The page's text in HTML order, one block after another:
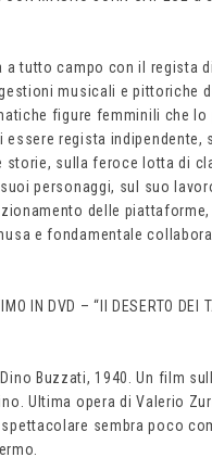
a tutto campo con il regista
musicali e pittoriche
figure femminili che lo
essere regista indipendente,
storie, sulla feroce lotta di
personaggi, sul suo
delle piattaforme,
e fondamentale
IN DVD – “Il DESERTO DEI
Buzzati, 1940. Un film
Ultima opera di Valerio
sembra poco